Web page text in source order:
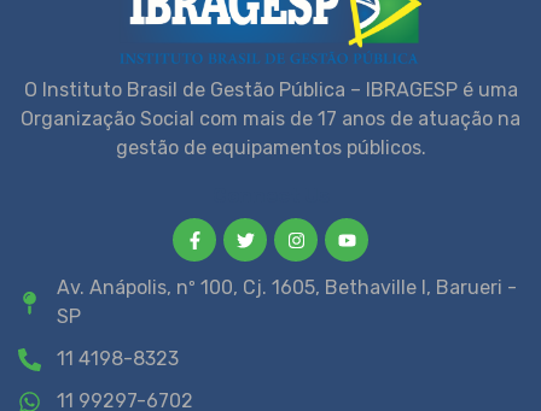
O Instituto Brasil de Gestão Pública – IBRAGESP é uma
Organização Social com mais de 17 anos de atuação na
gestão de equipamentos públicos.
Av. Anápolis, nº 100, Cj. 1605, Bethaville I, Barueri -
SP
11 4198-8323
11 99297-6702